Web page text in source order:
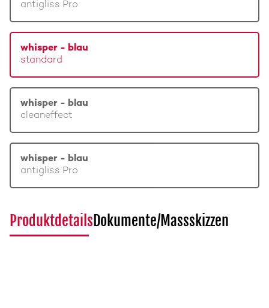
antigliss Pro
whisper - blau
standard
whisper - blau
cleaneffect
whisper - blau
antigliss Pro
ProduktdetailsDokumente/Massskizzen